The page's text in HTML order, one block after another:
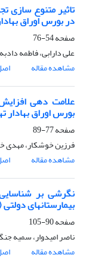
تاثیر متنوع
در بورس اوراق
صفحه54-76
علی دارابی، فاطمه دادبه
مشاهده مقاله
علامت دهی
بورس اوراق بهادار
صفحه77-89
فرزین خوشکار،
مشاهده مقاله
نگرشی بر
بیمارستانهای
صفحه90-105
ناصر امیدوار، سمیه
مشاهده مقاله